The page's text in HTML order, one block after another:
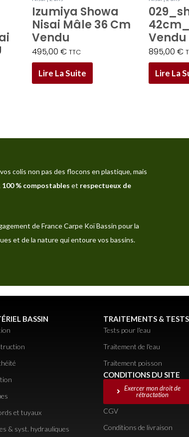
Izumiya Showa
Nisai Mâle 36 Cm
Vendu
495,00€ TTC
Lire La Suite
Vendu
895,00 €
Lire La
colis non pas des flocons en plastique, mais
100 % compostables et respectueux de
de France Carpe Koï Bassin pour la
et de la nature qui entoure vos bassins.
BASSIN
et tuyaux
& syst. hydrauliques
TRAITEMENTS & TESTS
Tests pour l'eau
Traitement de l'eau
Traitement poisson
CONDITIONS DU SITE
Exercer mon droit de
rétractation
CGV
Conditions de livraison